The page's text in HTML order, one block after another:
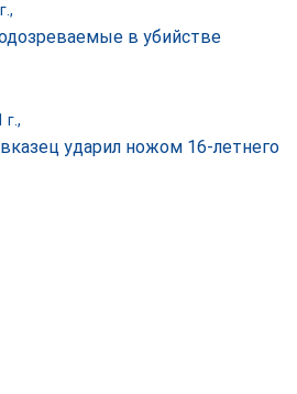
в убийстве
г.,
ударил ножом 16-летнего